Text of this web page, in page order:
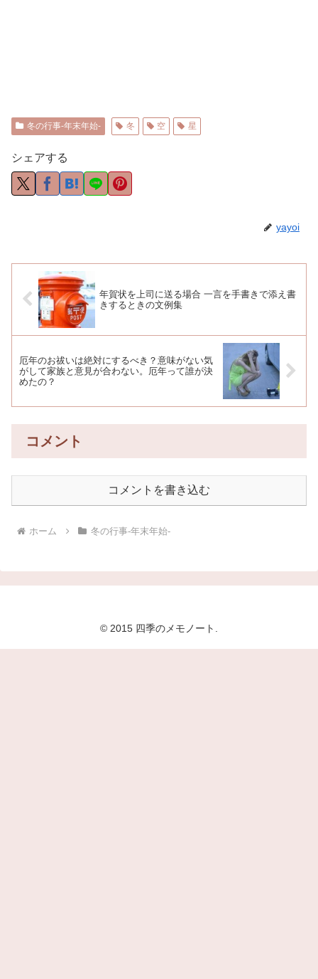
冬の行事-年末年始- 冬 空 星
シェアする
yayoi
年賀状を上司に送る場合 一言を手書きで添え書
きするときの文例集
厄年のお祓いは絶対にするべき？意味がない気
がして家族と意見が合わない。厄年って誰が決
めたの？
コメント
コメントを書き込む
ホーム 冬の行事-年末年始-
© 2015 四季のメモノート.